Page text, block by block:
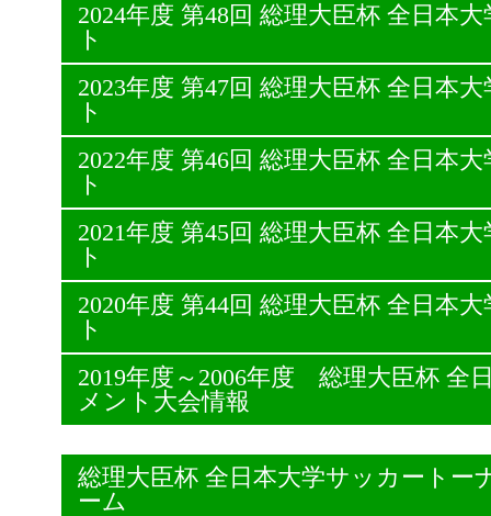
2024年度 第48回 総理大臣杯 全日本
ト
2023年度 第47回 総理大臣杯 全日本
ト
2022年度 第46回 総理大臣杯 全日本
ト
2021年度 第45回 総理大臣杯 全日本
ト
2020年度 第44回 総理大臣杯 全日本
ト
2019年度～2006年度 総理大臣杯 全
メント大会情報
総理大臣杯 全日本大学サッカート
ーム